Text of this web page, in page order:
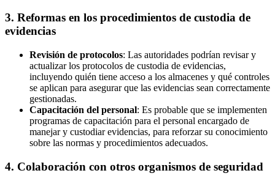
3. Reformas en los procedimientos de custodia de
evidencias
Revisión de protocolos: Las autoridades podrían revisar y
actualizar los protocolos de custodia de evidencias,
incluyendo quién tiene acceso a los almacenes y qué controles
se aplican para asegurar que las evidencias sean correctamente
gestionadas.
Capacitación del personal: Es probable que se implementen
programas de capacitación para el personal encargado de
manejar y custodiar evidencias, para reforzar su conocimiento
sobre las normas y procedimientos adecuados.
4. Colaboración con otros organismos de seguridad